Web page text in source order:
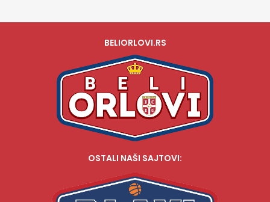
BELIORLOVI.RS
OSTALI NAŠI SAJTOVI: